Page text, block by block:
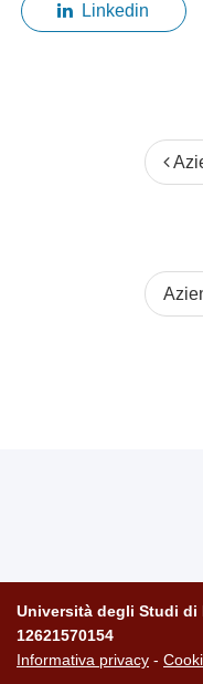
Linkedin
Università degli Studi di
12621570154
Informativa privacy -